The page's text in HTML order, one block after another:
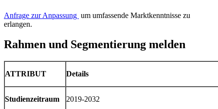
Anfrage zur Anpassung um umfassende Marktkenntnisse zu
erlangen.
Rahmen und Segmentierung melden
ATTRIBUT Details
Studienzeitraum 2019-2032